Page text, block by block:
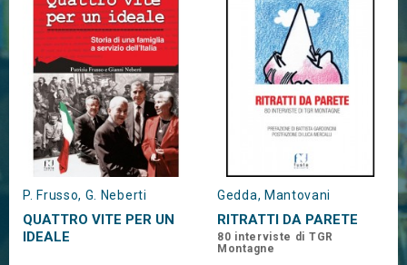
P. Frusso, G. Neberti
QUATTRO VITE PER UN
IDEALE
Gedda, Mantovani
RITRATTI DA PARETE
80 interviste di TGR
Montagne